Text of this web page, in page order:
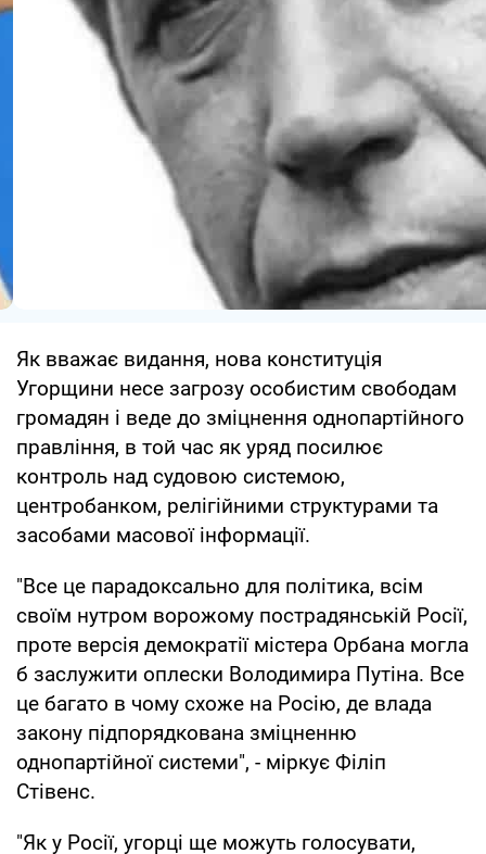
Як вважає видання, нова конституція
Угорщини несе загрозу особистим свободам
громадян і веде до зміцнення однопартійного
правління, в той час як уряд посилює
контроль над судовою системою,
центробанком, релігійними структурами та
засобами масової інформації.
"Все це парадоксально для політика, всім
своїм нутром ворожому пострадянській Росії,
проте версія демократії містера Орбана могла
б заслужити оплески Володимира Путіна. Все
це багато в чому схоже на Росію, де влада
закону підпорядкована зміцненню
однопартійної системи", - міркує Філіп
Стівенс.
"Як у Росії, угорці ще можуть голосувати,